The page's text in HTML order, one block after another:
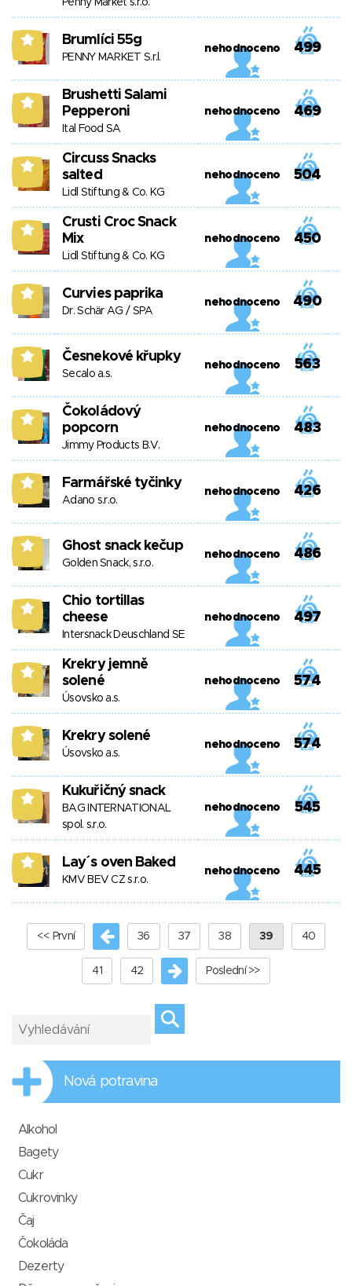
Penny Market s.r.o.
8 Brumlíci 55g
PENNY MARKET S.r.l.
nehodnoceno 499
8
Brushetti Salami
Pepperoni
Ital Food SA
nehodnoceno 469
8
Circuss Snacks
salted
Lidl Stiftung & Co. KG
nehodnoceno 504
8
Crusti Croc Snack
Mix
Lidl Stiftung & Co. KG
nehodnoceno 450
8 Curvies paprika
Dr. Schär AG / SPA
nehodnoceno 490
8 Česnekové křupky
Secalo a.s.
nehodnoceno 563
8
Čokoládový
popcorn
Jimmy Products B.V.
nehodnoceno 483
8 Farmářské tyčinky
Adano s.r.o.
nehodnoceno 426
8 Ghost snack kečup
Golden Snack, s.r.o.
nehodnoceno 486
8
Chio tortillas
cheese
Intersnack Deuschland SE
nehodnoceno 497
8
Krekry jemně
solené
Úsovsko a.s.
nehodnoceno 574
8 Krekry solené
Úsovsko a.s.
nehodnoceno 574
8 Kukuřičný snack
BAG INTERNATIONAL
spol. s.r.o.
nehodnoceno 545
8 Lay´s oven Baked
KMV BEV CZ s.r.o.
nehodnoceno 445
<< První 36 37 38 39 40
41 42 Poslední >>
Nová potravina
Alkohol
Bagety
Cukr
Cukrovinky
Čaj
Čokoláda
Dezerty